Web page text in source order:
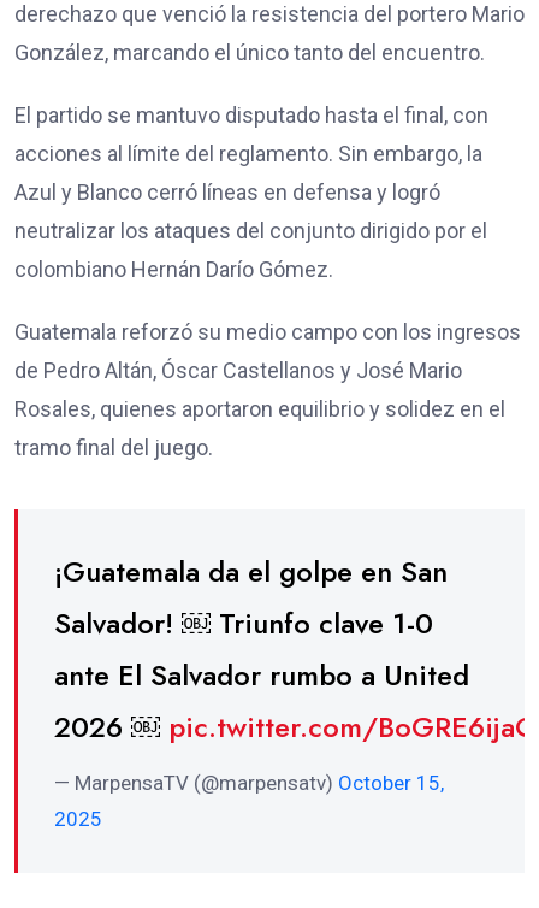
derechazo que venció la resistencia del portero Mario
González, marcando el único tanto del encuentro.
El partido se mantuvo disputado hasta el final, con
acciones al límite del reglamento. Sin embargo, la
Azul y Blanco cerró líneas en defensa y logró
neutralizar los ataques del conjunto dirigido por el
colombiano Hernán Darío Gómez.
Guatemala reforzó su medio campo con los ingresos
de Pedro Altán, Óscar Castellanos y José Mario
Rosales, quienes aportaron equilibrio y solidez en el
tramo final del juego.
¡Guatemala da el golpe en San
Salvador! ￼ Triunfo clave 1-0
ante El Salvador rumbo a United
2026 ￼ pic.twitter.com/BoGRE6ijaQ
— MarpensaTV (@marpensatv) October 15,
2025